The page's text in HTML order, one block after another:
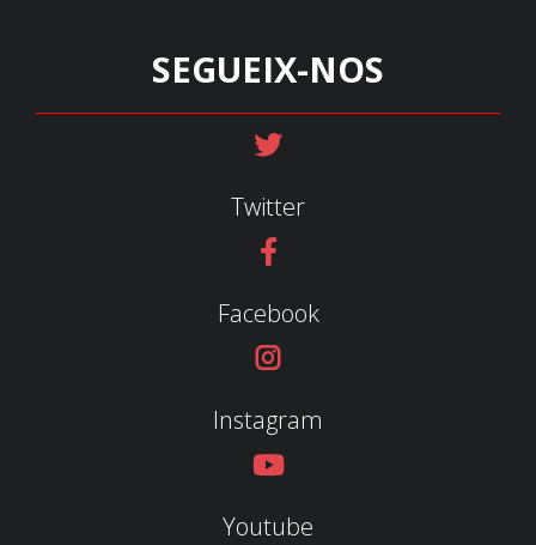
SEGUEIX-NOS
Twitter
Facebook
Instagram
Youtube